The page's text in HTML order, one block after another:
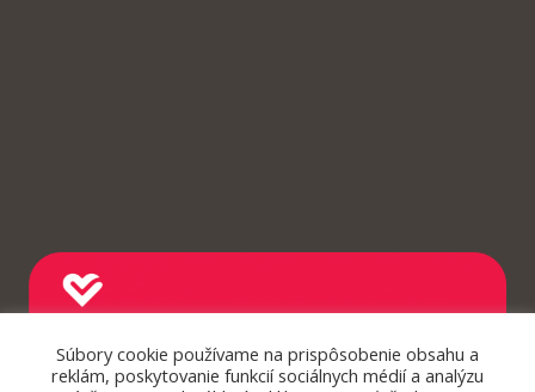
Súbory cookie používame na prispôsobenie obsahu a
reklám, poskytovanie funkcií sociálnych médií a analýzu